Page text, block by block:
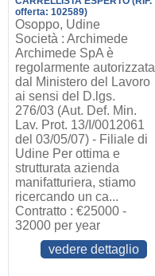
offerta: 102589)
Osoppo, Udine
Società : Archimede
Archimede SpA è
regolarmente autorizzata
dal Ministero del Lavoro
ai sensi del D.lgs.
276/03 (Aut. Def. Min.
Lav. Prot. 13/I/0012061
del 03/05/07) - Filiale di
Udine Per ottima e
strutturata azienda
manifatturiera, stiamo
ricercando un ca...
Contratto : €25000 -
32000 per year
vedere dettaglio